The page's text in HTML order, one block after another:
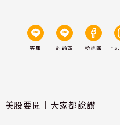
客服 討論區 粉絲團
美股要聞｜大家都說讚